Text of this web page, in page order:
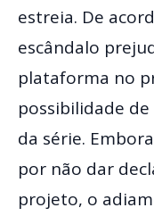
estreia. De
escândalo
plataforma no
possibilidade
da série.
por não dar
projeto, o